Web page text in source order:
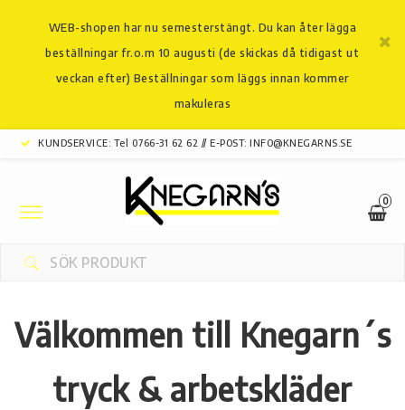
WEB-shopen har nu semesterstängt. Du kan åter lägga
beställningar fr.o.m 10 augusti (de skickas då tidigast ut
veckan efter) Beställningar som läggs innan kommer
makuleras
KUNDSERVICE: Tel 0766-31 62 62 // E-POST: INFO@KNEGARNS.SE
0
Toggle
navigation
Välkommen till Knegarn´s
tryck & arbetskläder